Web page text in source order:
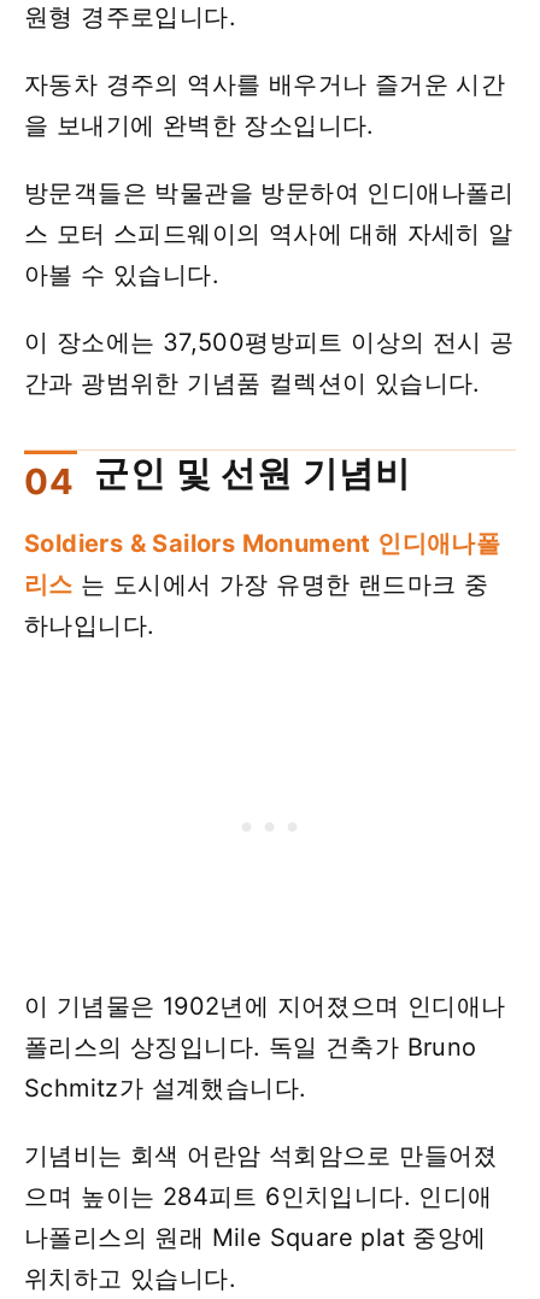
원형 경주로입니다.
자동차 경주의 역사를 배우거나 즐거운 시간
을 보내기에 완벽한 장소입니다.
방문객들은 박물관을 방문하여 인디애나폴리
스 모터 스피드웨이의 역사에 대해 자세히 알
아볼 수 있습니다.
이 장소에는 37,500평방피트 이상의 전시 공
간과 광범위한 기념품 컬렉션이 있습니다.
군인 및 선원 기념비
Soldiers & Sailors Monument 인디애나폴
리스 는 도시에서 가장 유명한 랜드마크 중
하나입니다.
이 기념물은 1902년에 지어졌으며 인디애나
폴리스의 상징입니다. 독일 건축가 Bruno
Schmitz가 설계했습니다.
기념비는 회색 어란암 석회암으로 만들어졌
으며 높이는 284피트 6인치입니다. 인디애
나폴리스의 원래 Mile Square plat 중앙에
위치하고 있습니다.